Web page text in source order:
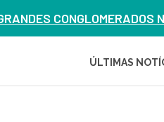
ÚLTIMAS